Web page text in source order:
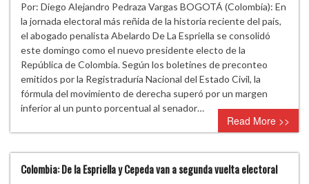
Por: Diego Alejandro Pedraza Vargas BOGOTÁ (Colombia): En
la jornada electoral más reñida de la historia reciente del país,
el abogado penalista Abelardo De La Espriella se consolidó
este domingo como el nuevo presidente electo de la
República de Colombia. Según los boletines de preconteo
emitidos por la Registraduría Nacional del Estado Civil, la
fórmula del movimiento de derecha superó por un margen
inferior al un punto porcentual al senador…
Read More >>
Colombia: De la Espriella y Cepeda van a segunda vuelta electoral